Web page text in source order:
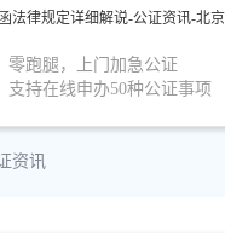
法律规定详细解说-公证资讯-北
零跑腿，上门加急公证
支持在线申办50种公证事项
资讯